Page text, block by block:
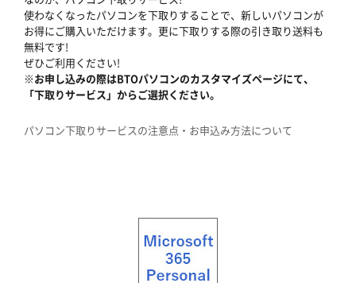
使わなくなったパソコンを下取りすることで、新しいパソコンが
お得にご購入いただけます。更に下取りする際の引き取り送料も
無料です!
ぜひご利用ください!
※お申し込みの際はBTOパソコンのカスタマイズページにて、
「下取りサービス」からご選択ください。
パソコン下取りサービスの注意点・お申込み方法について